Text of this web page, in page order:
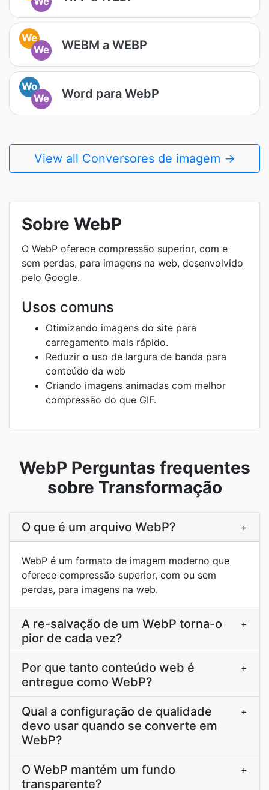
We
We
WEBM a WEBP
Wo
We
Word para WebP
View all Conversores de imagem →
Sobre WebP
O WebP oferece compressão superior, com e
sem perdas, para imagens na web, desenvolvido
pelo Google.
Usos comuns
Otimizando imagens do site para
carregamento mais rápido.
Reduzir o uso de largura de banda para
conteúdo da web
Criando imagens animadas com melhor
compressão do que GIF.
WebP Perguntas frequentes
sobre Transformação
O que é um arquivo WebP? +
WebP é um formato de imagem moderno que
oferece compressão superior, com ou sem
perdas, para imagens na web.
A re-salvação de um WebP torna-o
pior de cada vez?
+
Por que tanto conteúdo web é
entregue como WebP?
+
Qual a configuração de qualidade
devo usar quando se converte em
WebP?
+
O WebP mantém um fundo
transparente?
+